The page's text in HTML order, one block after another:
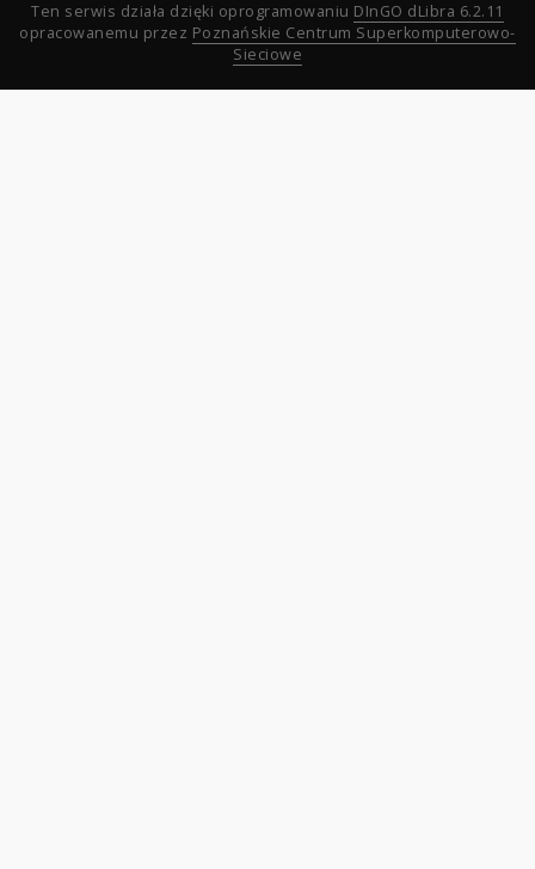
Ten serwis działa dzięki oprogramowaniu DInGO dLibra 6.2.11
opracowanemu przez Poznańskie Centrum Superkomputerowo-
Sieciowe